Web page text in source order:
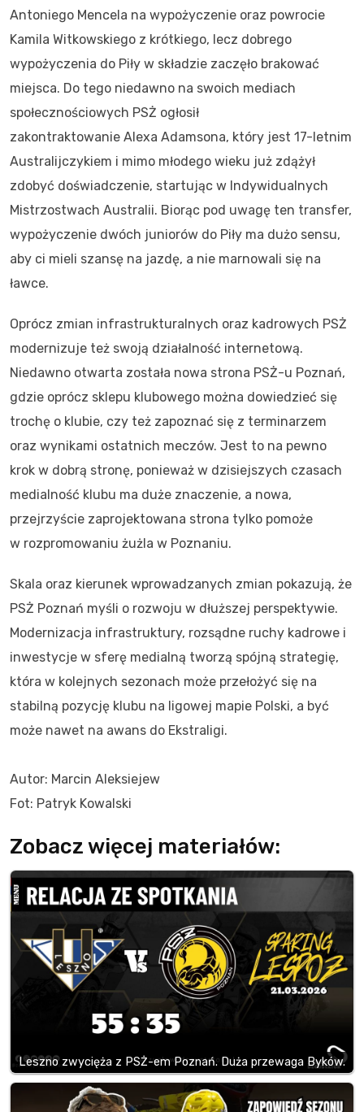
Antoniego Mencela na wypożyczenie oraz powrocie
Kamila Witkowskiego z krótkiego, lecz dobrego
wypożyczenia do Piły w składzie zaczęło brakować
miejsca. Do tego niedawno na swoich mediach
społecznościowych PSŻ ogłosił
zakontraktowanie Alexa Adamsona, który jest 17-letnim
Australijczykiem i mimo młodego wieku już zdążył
zdobyć doświadczenie, startując w Indywidualnych
Mistrzostwach Australii. Biorąc pod uwagę ten transfer,
wypożyczenie dwóch juniorów do Piły ma dużo sensu,
aby ci mieli szansę na jazdę, a nie marnowali się na
ławce.
Oprócz zmian infrastrukturalnych oraz kadrowych PSŻ
modernizuje też swoją działalność internetową.
Niedawno otwarta została nowa strona PSŻ-u Poznań,
gdzie oprócz sklepu klubowego można dowiedzieć się
trochę o klubie, czy też zapoznać się z terminarzem
oraz wynikami ostatnich meczów. Jest to na pewno
krok w dobrą stronę, ponieważ w dzisiejszych czasach
medialność klubu ma duże znaczenie, a nowa,
przejrzyście zaprojektowana strona tylko pomoże
w rozpromowaniu żużla w Poznaniu.
Skala oraz kierunek wprowadzanych zmian pokazują, że
PSŻ Poznań myśli o rozwoju w dłuższej perspektywie.
Modernizacja infrastruktury, rozsądne ruchy kadrowe i
inwestycje w sferę medialną tworzą spójną strategię,
która w kolejnych sezonach może przełożyć się na
stabilną pozycję klubu na ligowej mapie Polski, a być
może nawet na awans do Ekstraligi.
Autor: Marcin Aleksiejew
Fot: Patryk Kowalski
Zobacz więcej materiałów:
Leszno zwycięża z PSŻ-em Poznań. Duża przewaga Byków.